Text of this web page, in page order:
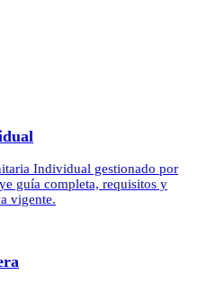
Individual gestionado por
guía completa, requisitos y
vigente.